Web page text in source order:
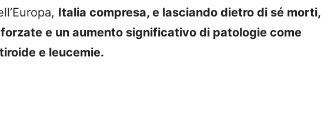
Italia compresa, e lasciando dietro di sé morti,
e un aumento significativo di patologie come
e leucemie.